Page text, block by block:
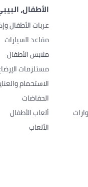
الأطفال،
عربات الأطفال
مقاعد السيارات
ملابس الأطفال
مستلزمات
الاستحمام
الحفاضات
ألعاب الأطفال
الألعاب